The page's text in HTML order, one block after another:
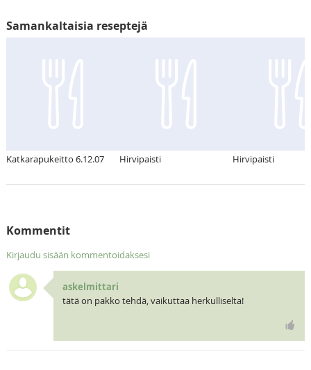
Samankaltaisia reseptejä
Katkarapukeitto 6.12.07 Hirvipaisti Hirvipaisti
Kommentit
Kirjaudu sisään kommentoidaksesi
askelmittari
tätä on pakko tehdä, vaikuttaa herkulliselta!